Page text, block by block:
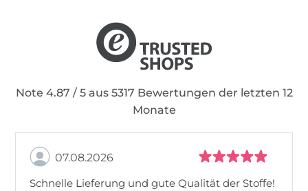
Note 4.87 / 5 aus 5317 Bewertungen der letzten 12
Monate
07.08.2026
Schnelle Lieferung und gute Qualität der Stoffe!